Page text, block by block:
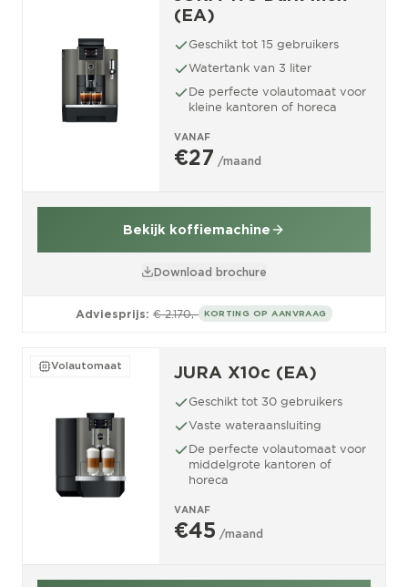
(EA)
Geschikt tot 15 gebruikers
Watertank van 3 liter
De perfecte volautomaat voor
kleine kantoren of horeca
VANAF
€27 /maand
Bekijk koffiemachine
Download brochure
Adviesprijs: € 2.170,- KORTING OP AANVRAAG
Volautomaat JURA X10c (EA)
Geschikt tot 30 gebruikers
Vaste wateraansluiting
De perfecte volautomaat voor
middelgrote kantoren of
horeca
VANAF
€45 /maand